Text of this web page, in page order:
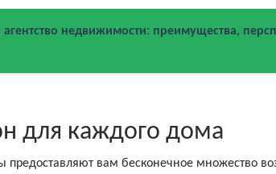
недвижимости: преимущества,
для каждого дома
вам бесконечное множество